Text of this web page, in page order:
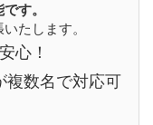
す。
たします。
心！
複数名で対応可